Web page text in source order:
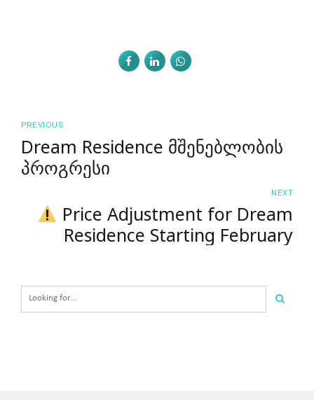
PREVIOUS
Dream Residence მშენებლობის
პროგრესი
NEXT
Price Adjustment for Dream
Residence Starting February